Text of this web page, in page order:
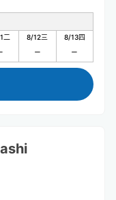
二 8/12三 8/13四